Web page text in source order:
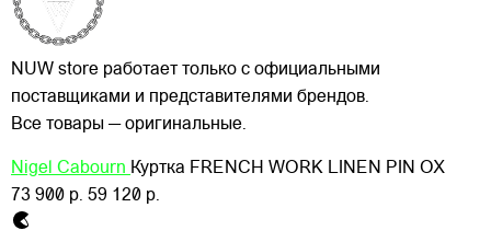
NUW store работает только с официальными
поставщиками и представителями брендов.
Все товары — оригинальные.
Nigel Cabourn Куртка FRENCH WORK LINEN PIN OX
73 900 р. 59 120 р.